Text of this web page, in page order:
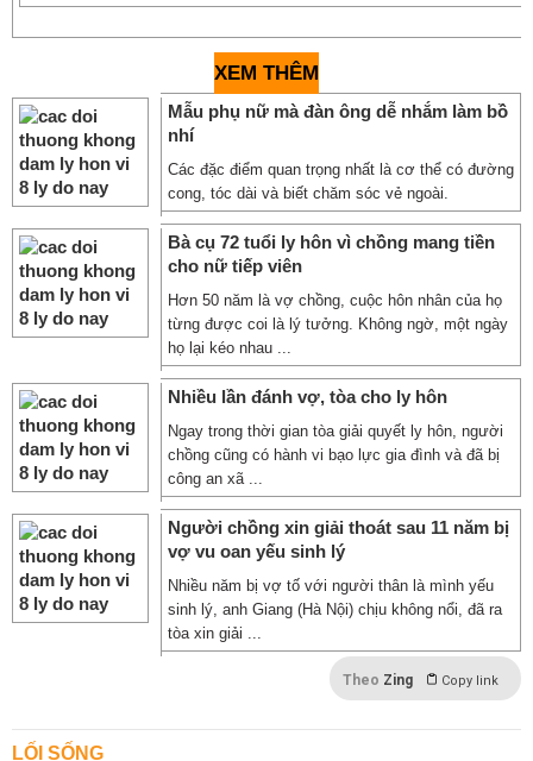
XEM THÊM
Mẫu phụ nữ mà đàn ông dễ nhắm làm bồ
nhí
Các đặc điểm quan trọng nhất là cơ thể có đường
cong, tóc dài và biết chăm sóc vẻ ngoài.
Bà cụ 72 tuổi ly hôn vì chồng mang tiền
cho nữ tiếp viên
Hơn 50 năm là vợ chồng, cuộc hôn nhân của họ
từng được coi là lý tưởng. Không ngờ, một ngày
họ lại kéo nhau ...
Nhiều lần đánh vợ, tòa cho ly hôn
Ngay trong thời gian tòa giải quyết ly hôn, người
chồng cũng có hành vi bạo lực gia đình và đã bị
công an xã ...
Người chồng xin giải thoát sau 11 năm bị
vợ vu oan yếu sinh lý
Nhiều năm bị vợ tố với người thân là mình yếu
sinh lý, anh Giang (Hà Nội) chịu không nổi, đã ra
tòa xin giải ...
Theo Zing Copy link
LỐI SỐNG